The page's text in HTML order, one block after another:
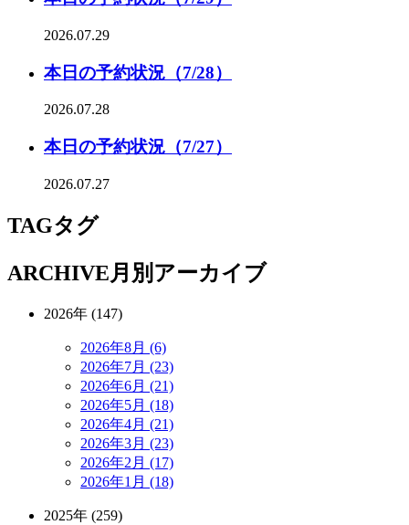
2026.07.29
本日の予約状況（7/28）
2026.07.28
本日の予約状況（7/27）
2026.07.27
TAGタグ
ARCHIVE月別アーカイブ
2026年 (147)
2026年8月 (6)
2026年7月 (23)
2026年6月 (21)
2026年5月 (18)
2026年4月 (21)
2026年3月 (23)
2026年2月 (17)
2026年1月 (18)
2025年 (259)